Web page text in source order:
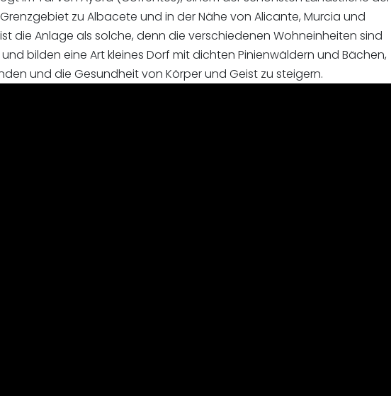
zu Albacete und in der Nähe von Alicante, Murcia und
die Anlage als solche, denn die verschiedenen Wohneinheiten sind
bilden eine Art kleines Dorf mit dichten Pinienwäldern und Bächen,
und die Gesundheit von Körper und Geist zu steigern.